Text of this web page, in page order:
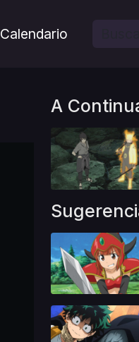
Calendario
A